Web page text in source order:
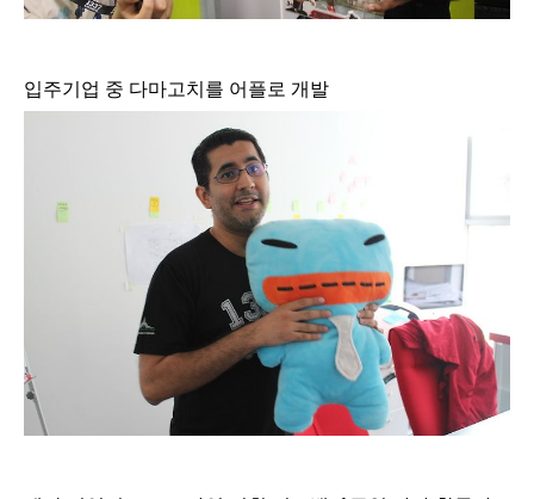
입주기업 중 다마고치를 어플로 개발